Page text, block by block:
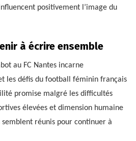
positivement l’image du
à écrire ensemble
au FC Nantes incarne
les défis du football féminin français
promise malgré les difficultés
élevées et dimension humaine
réunis pour continuer à